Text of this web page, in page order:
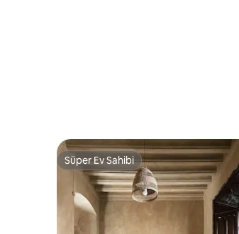
Süper Ev Sahibi
Süper Ev Sahibi